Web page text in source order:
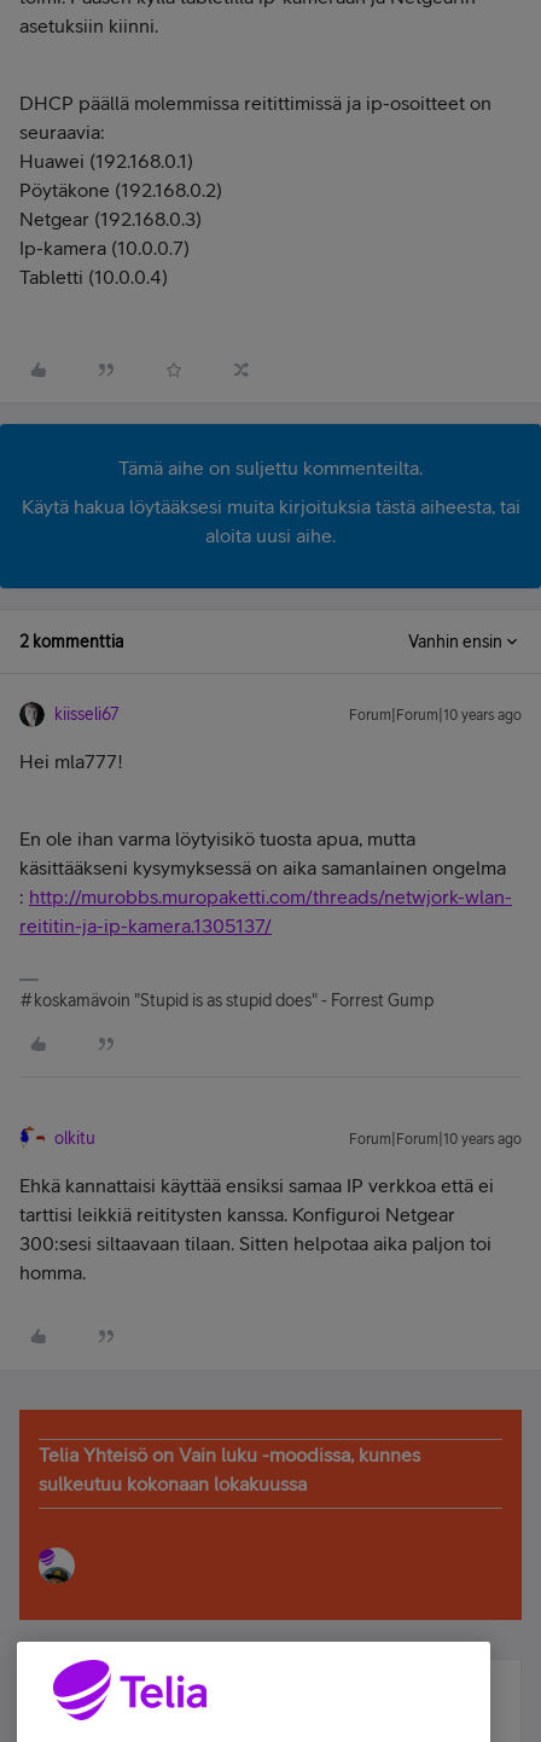
asetuksiin kiinni.
DHCP päällä molemmissa reitittimissä ja ip-osoitteet on
seuraavia:
Huawei (192.168.0.1)
Pöytäkone (192.168.0.2)
Netgear (192.168.0.3)
Ip-kamera (10.0.0.7)
Tabletti (10.0.0.4)
Tämä aihe on suljettu kommenteilta.
Käytä hakua löytääksesi muita kirjoituksia tästä aiheesta, tai
aloita uusi aihe.
2 kommenttia Vanhin ensin
kiisseli67 Forum|Forum|10 years ago
Hei mla777!
En ole ihan varma löytyisikö tuosta apua, mutta
käsittääkseni kysymyksessä on aika samanlainen ongelma
: http://murobbs.muropaketti.com/threads/netwjork-wlan-
reititin-ja-ip-kamera.1305137/
#koskamävoin "Stupid is as stupid does" - Forrest Gump
olkitu Forum|Forum|10 years ago
Ehkä kannattaisi käyttää ensiksi samaa IP verkkoa että ei
tarttisi leikkiä reititysten kanssa. Konfiguroi Netgear
300:sesi siltaavaan tilaan. Sitten helpotaa aika paljon toi
homma.
Telia Yhteisö on Vain luku -moodissa, kunnes
sulkeutuu kokonaan lokakuussa
Älä jää paitsi – osallistu ja voita!